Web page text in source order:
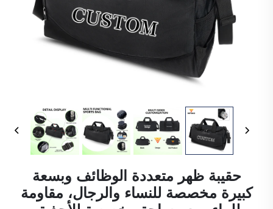
حقيبة ظهر متعددة الوظائف وبسعة
كبيرة مخصصة للنساء والرجال، مقاومة